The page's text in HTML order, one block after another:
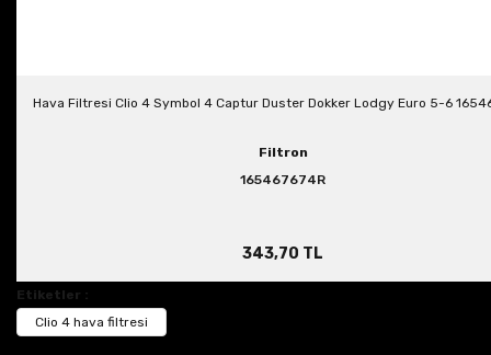
Hava Filtresi Clio 4 Symbol 4 Captur Duster Dokker Lodgy Euro 5-6
Filtron
165467674R
343,70 TL
Etiketler :
Clio 4 hava filtresi